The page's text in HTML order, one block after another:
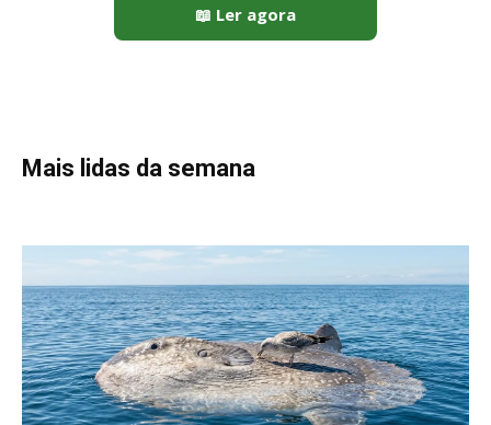
Peixe-lua emerge horizontalmente na superfície oceânica para
permitir que aves marinhas removam ectoparasitas